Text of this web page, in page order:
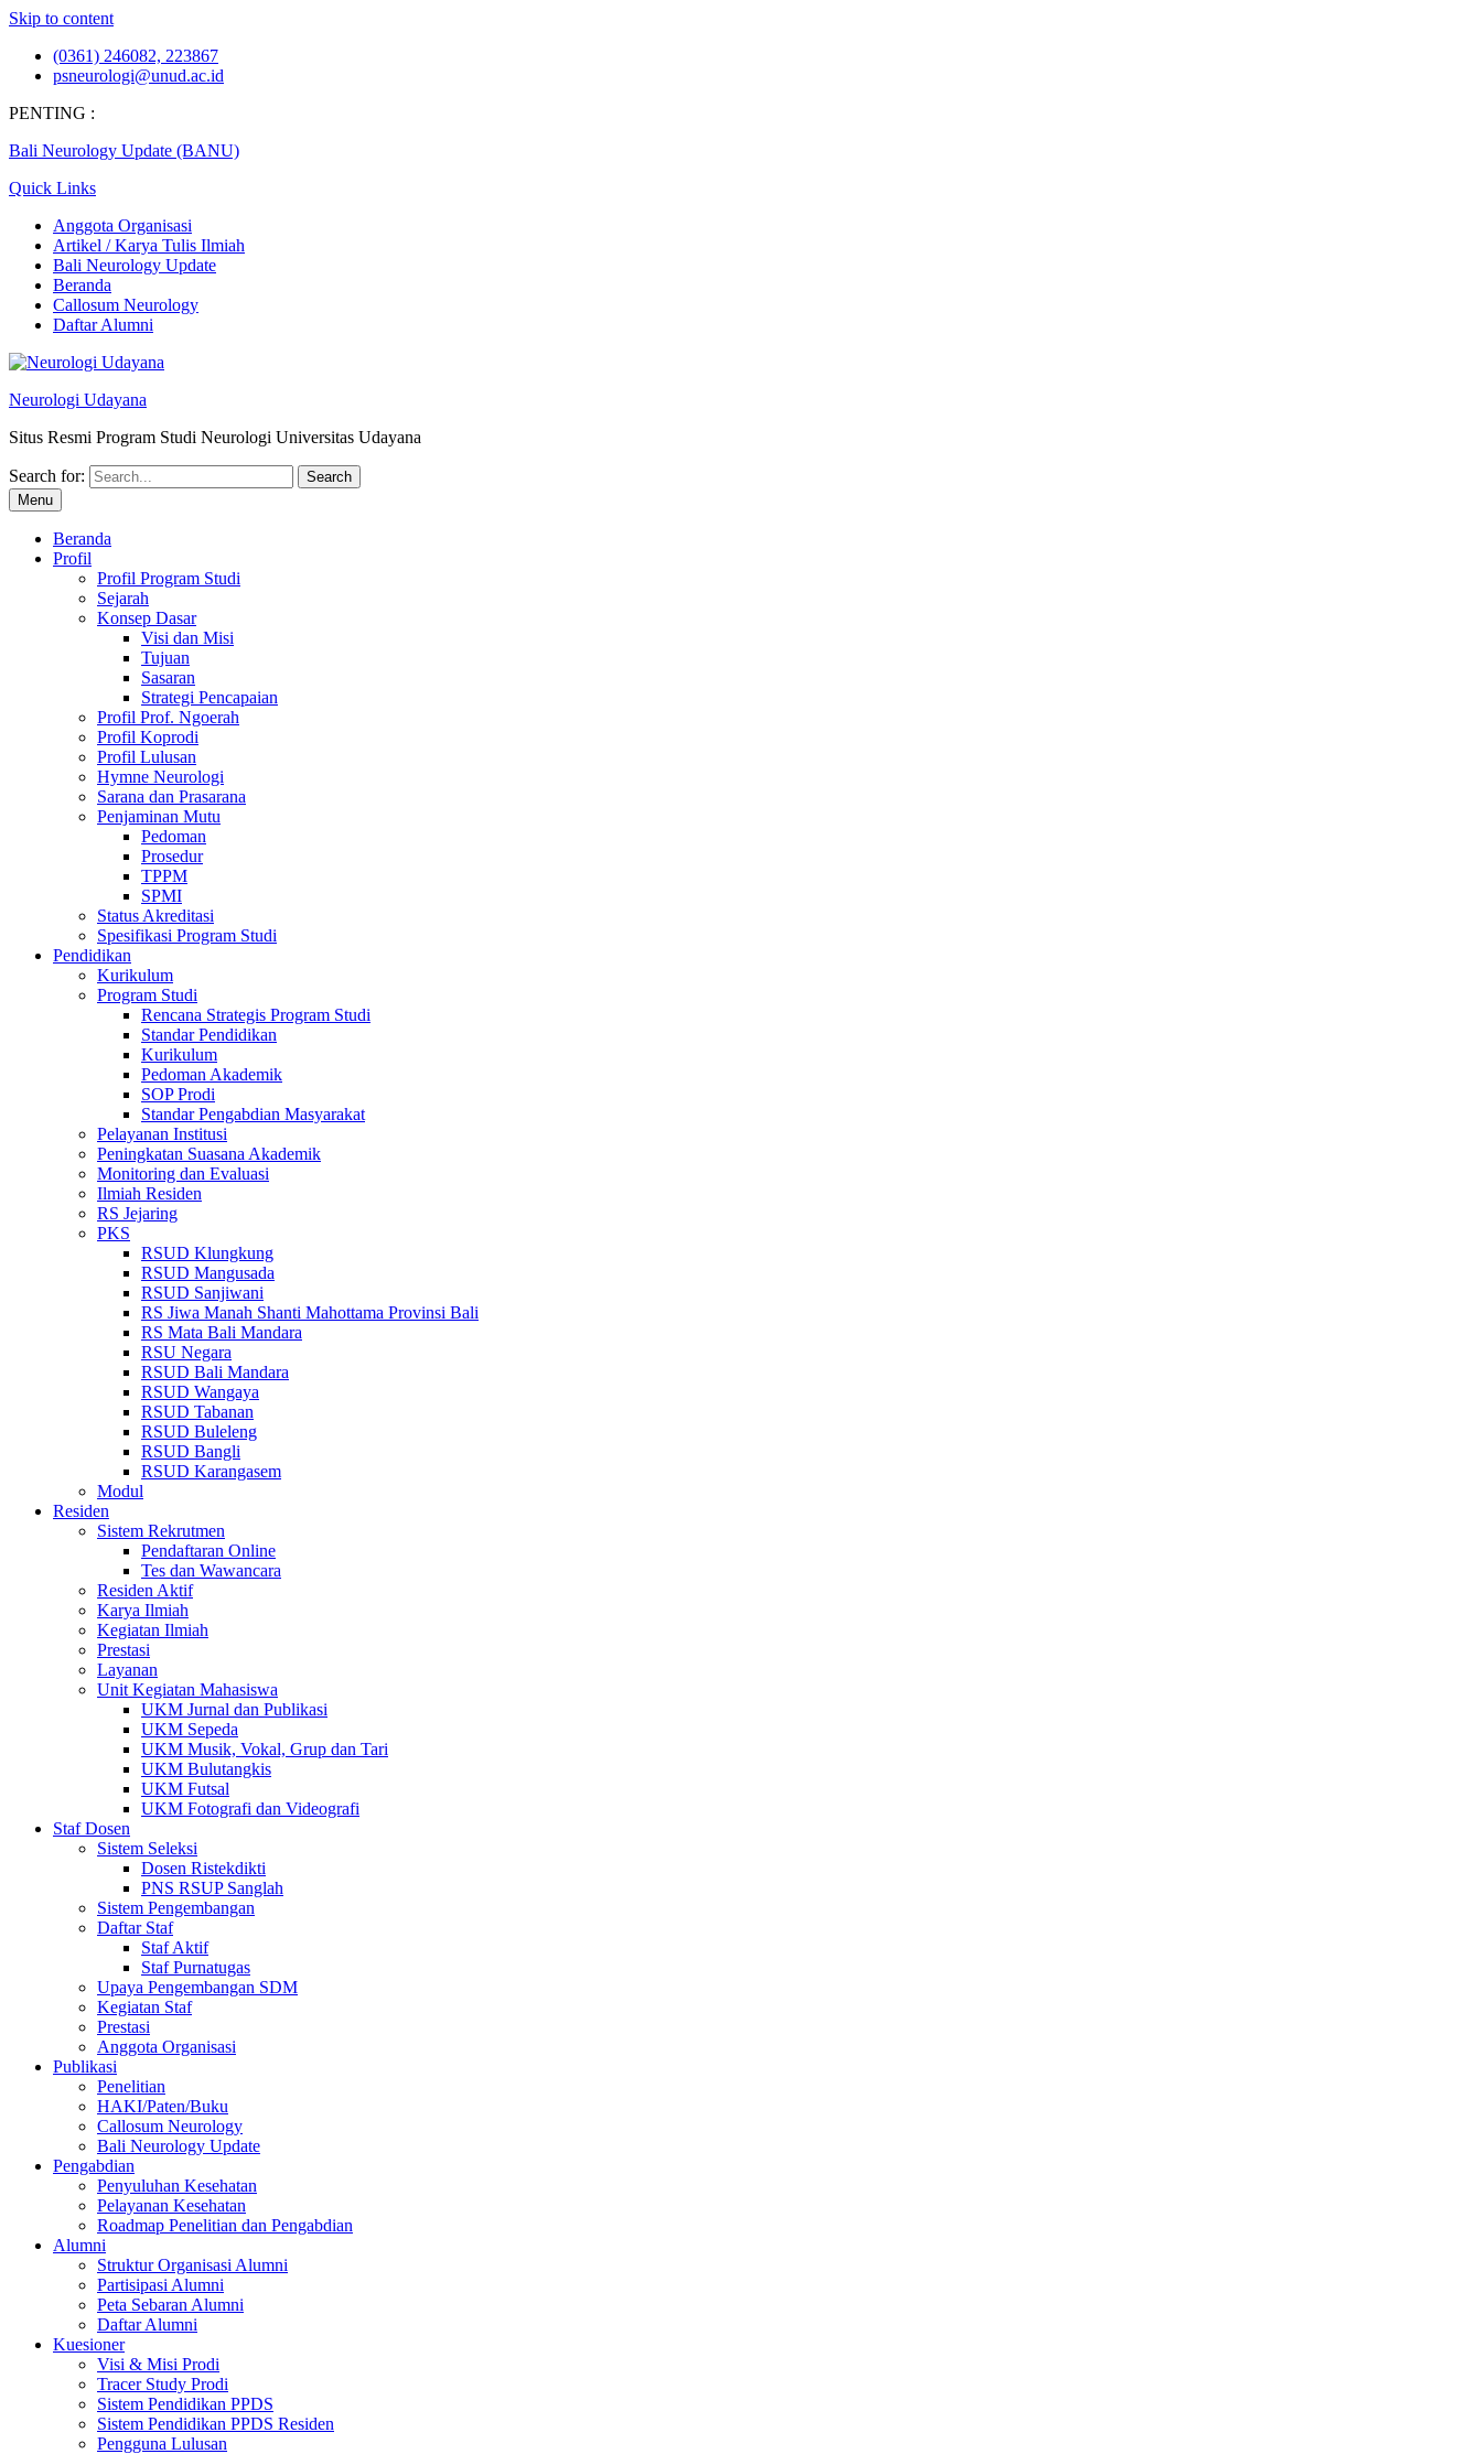
Skip to content
(0361) 246082, 223867
psneurologi@unud.ac.id
PENTING :
Bali Neurology Update (BANU)
Quick Links
Anggota Organisasi
Artikel / Karya Tulis Ilmiah
Bali Neurology Update
Beranda
Callosum Neurology
Daftar Alumni
Neurologi Udayana
Situs Resmi Program Studi Neurologi Universitas Udayana
Search for:
Menu
Beranda
Profil
Profil Program Studi
Sejarah
Konsep Dasar
Visi dan Misi
Tujuan
Sasaran
Strategi Pencapaian
Profil Prof. Ngoerah
Profil Koprodi
Profil Lulusan
Hymne Neurologi
Sarana dan Prasarana
Penjaminan Mutu
Pedoman
Prosedur
TPPM
SPMI
Status Akreditasi
Spesifikasi Program Studi
Pendidikan
Kurikulum
Program Studi
Rencana Strategis Program Studi
Standar Pendidikan
Kurikulum
Pedoman Akademik
SOP Prodi
Standar Pengabdian Masyarakat
Pelayanan Institusi
Peningkatan Suasana Akademik
Monitoring dan Evaluasi
Ilmiah Residen
RS Jejaring
PKS
RSUD Klungkung
RSUD Mangusada
RSUD Sanjiwani
RS Jiwa Manah Shanti Mahottama Provinsi Bali
RS Mata Bali Mandara
RSU Negara
RSUD Bali Mandara
RSUD Wangaya
RSUD Tabanan
RSUD Buleleng
RSUD Bangli
RSUD Karangasem
Modul
Residen
Sistem Rekrutmen
Pendaftaran Online
Tes dan Wawancara
Residen Aktif
Karya Ilmiah
Kegiatan Ilmiah
Prestasi
Layanan
Unit Kegiatan Mahasiswa
UKM Jurnal dan Publikasi
UKM Sepeda
UKM Musik, Vokal, Grup dan Tari
UKM Bulutangkis
UKM Futsal
UKM Fotografi dan Videografi
Staf Dosen
Sistem Seleksi
Dosen Ristekdikti
PNS RSUP Sanglah
Sistem Pengembangan
Daftar Staf
Staf Aktif
Staf Purnatugas
Upaya Pengembangan SDM
Kegiatan Staf
Prestasi
Anggota Organisasi
Publikasi
Penelitian
HAKI/Paten/Buku
Callosum Neurology
Bali Neurology Update
Pengabdian
Penyuluhan Kesehatan
Pelayanan Kesehatan
Roadmap Penelitian dan Pengabdian
Alumni
Struktur Organisasi Alumni
Partisipasi Alumni
Peta Sebaran Alumni
Daftar Alumni
Kuesioner
Visi & Misi Prodi
Tracer Study Prodi
Sistem Pendidikan PPDS
Sistem Pendidikan PPDS Residen
Pengguna Lulusan